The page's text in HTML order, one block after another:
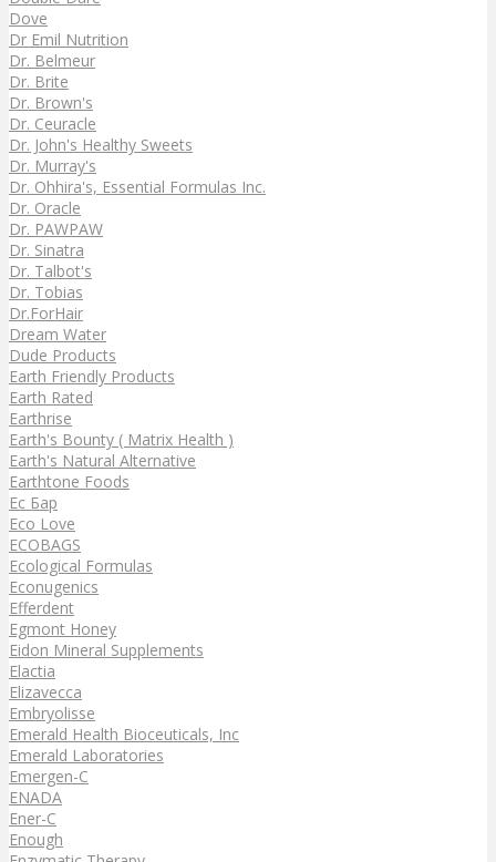
Dove
Dr Emil Nutrition
Dr. Belmeur
Dr. Brite
Dr. Brown's
Dr. Ceuracle
Dr. John's Healthy Sweets
Dr. Murray's
Dr. Ohhira's, Essential Formulas Inc.
Dr. Oracle
Dr. PAWPAW
Dr. Sinatra
Dr. Talbot's
Dr. Tobias
Dr.ForHair
Dream Water
Dude Products
Earth Friendly Products
Earth Rated
Earthrise
Earth's Bounty ( Matrix Health )
Earth's Natural Alternative
Earthtone Foods
Ec Бар
Eco Love
ECOBAGS
Ecological Formulas
Econugenics
Efferdent
Egmont Honey
Eidon Mineral Supplements
Elactia
Elizavecca
Embryolisse
Emerald Health Bioceuticals, Inc
Emerald Laboratories
Emergen-C
ENADA
Ener-C
Enough